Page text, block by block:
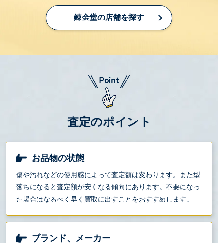
錬金堂の店舗を探す
査定のポイント
お品物の状態
傷や汚れなどの使用感によって査定額は変わります。また型
落ちになると査定額が安くなる傾向にあります。不要になっ
た場合はなるべく早く買取に出すことをおすすめします。
ブランド、メーカー